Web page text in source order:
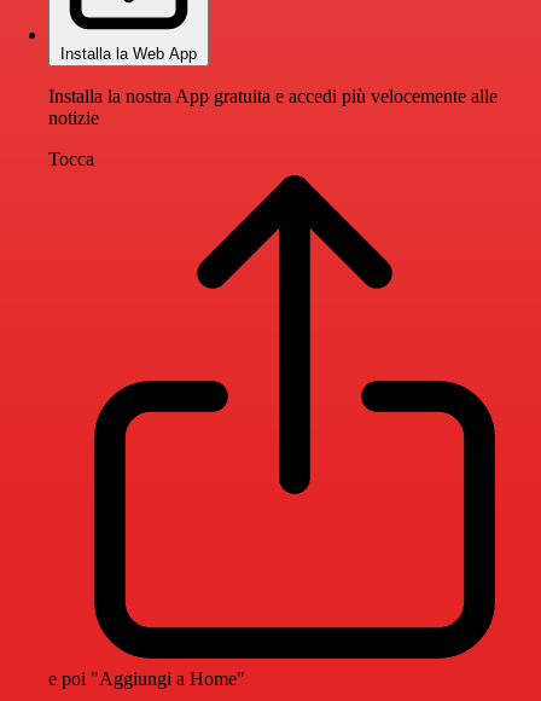
Installa la Web App
Installa la nostra App gratuita e accedi più velocemente alle
notizie
Tocca
e poi "Aggiungi a Home"